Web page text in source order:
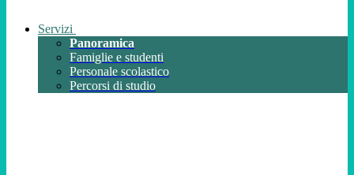
Servizi
Panoramica
Famiglie e studenti
Personale scolastico
Percorsi di studio